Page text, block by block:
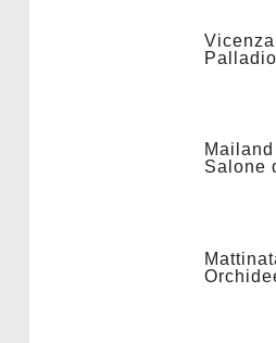
Palladio
Salone